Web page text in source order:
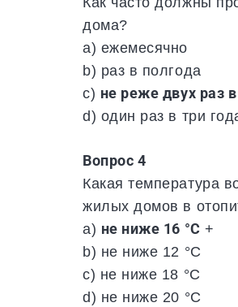
дома?
a) ежемесячно
b) раз в полгода
c) не реже двух раз
d) один раз в три
Вопрос 4
Какая температура
жилых домов в
a) не ниже 16 °С +
b) не ниже 12 °С
c) не ниже 18 °С
d) не ниже 20 °С